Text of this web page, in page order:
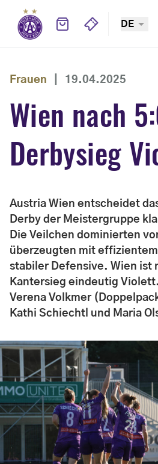
DE
Frauen 19.04.2025
Wien nach
Derbysieg
Austria Wien entscheidet
Derby der Meistergruppe
Die Veilchen dominierten
überzeugten mit
stabiler Defensive. Wien ist
Kantersieg eindeutig
Verena Volkmer
Kathi Schiechtl und Maria